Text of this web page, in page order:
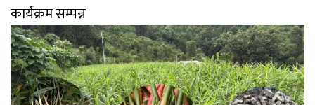
कार्यक्रम सम्पन्न